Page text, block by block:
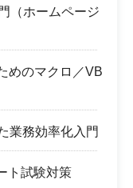
（ホームページ
めのマクロ／VB
業務効率化入門
ト試験対策